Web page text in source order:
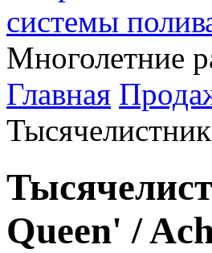
Многолетние
Главная
Queen' /